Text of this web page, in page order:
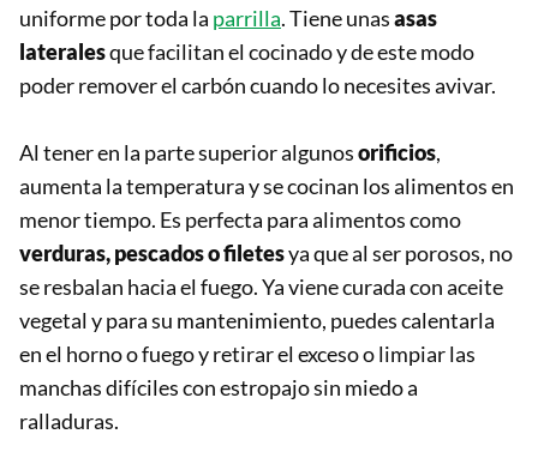
uniforme por toda la parrilla. Tiene unasasas
lateralesque facilitan el cocinado y de este modo
poder remover el carbón cuando lo necesites avivar.
Al tener en la parte superior algunosorificios,
aumenta la temperatura y se cocinan los alimentos en
menor tiempo. Es perfecta para alimentos como
verduras, pescados o filetesya que al ser porosos, no
se resbalan hacia el fuego. Ya viene curada con aceite
vegetal y para su mantenimiento, puedes calentarla
en el horno o fuego y retirar el exceso o limpiar las
manchas difíciles con estropajo sin miedo a
ralladuras.